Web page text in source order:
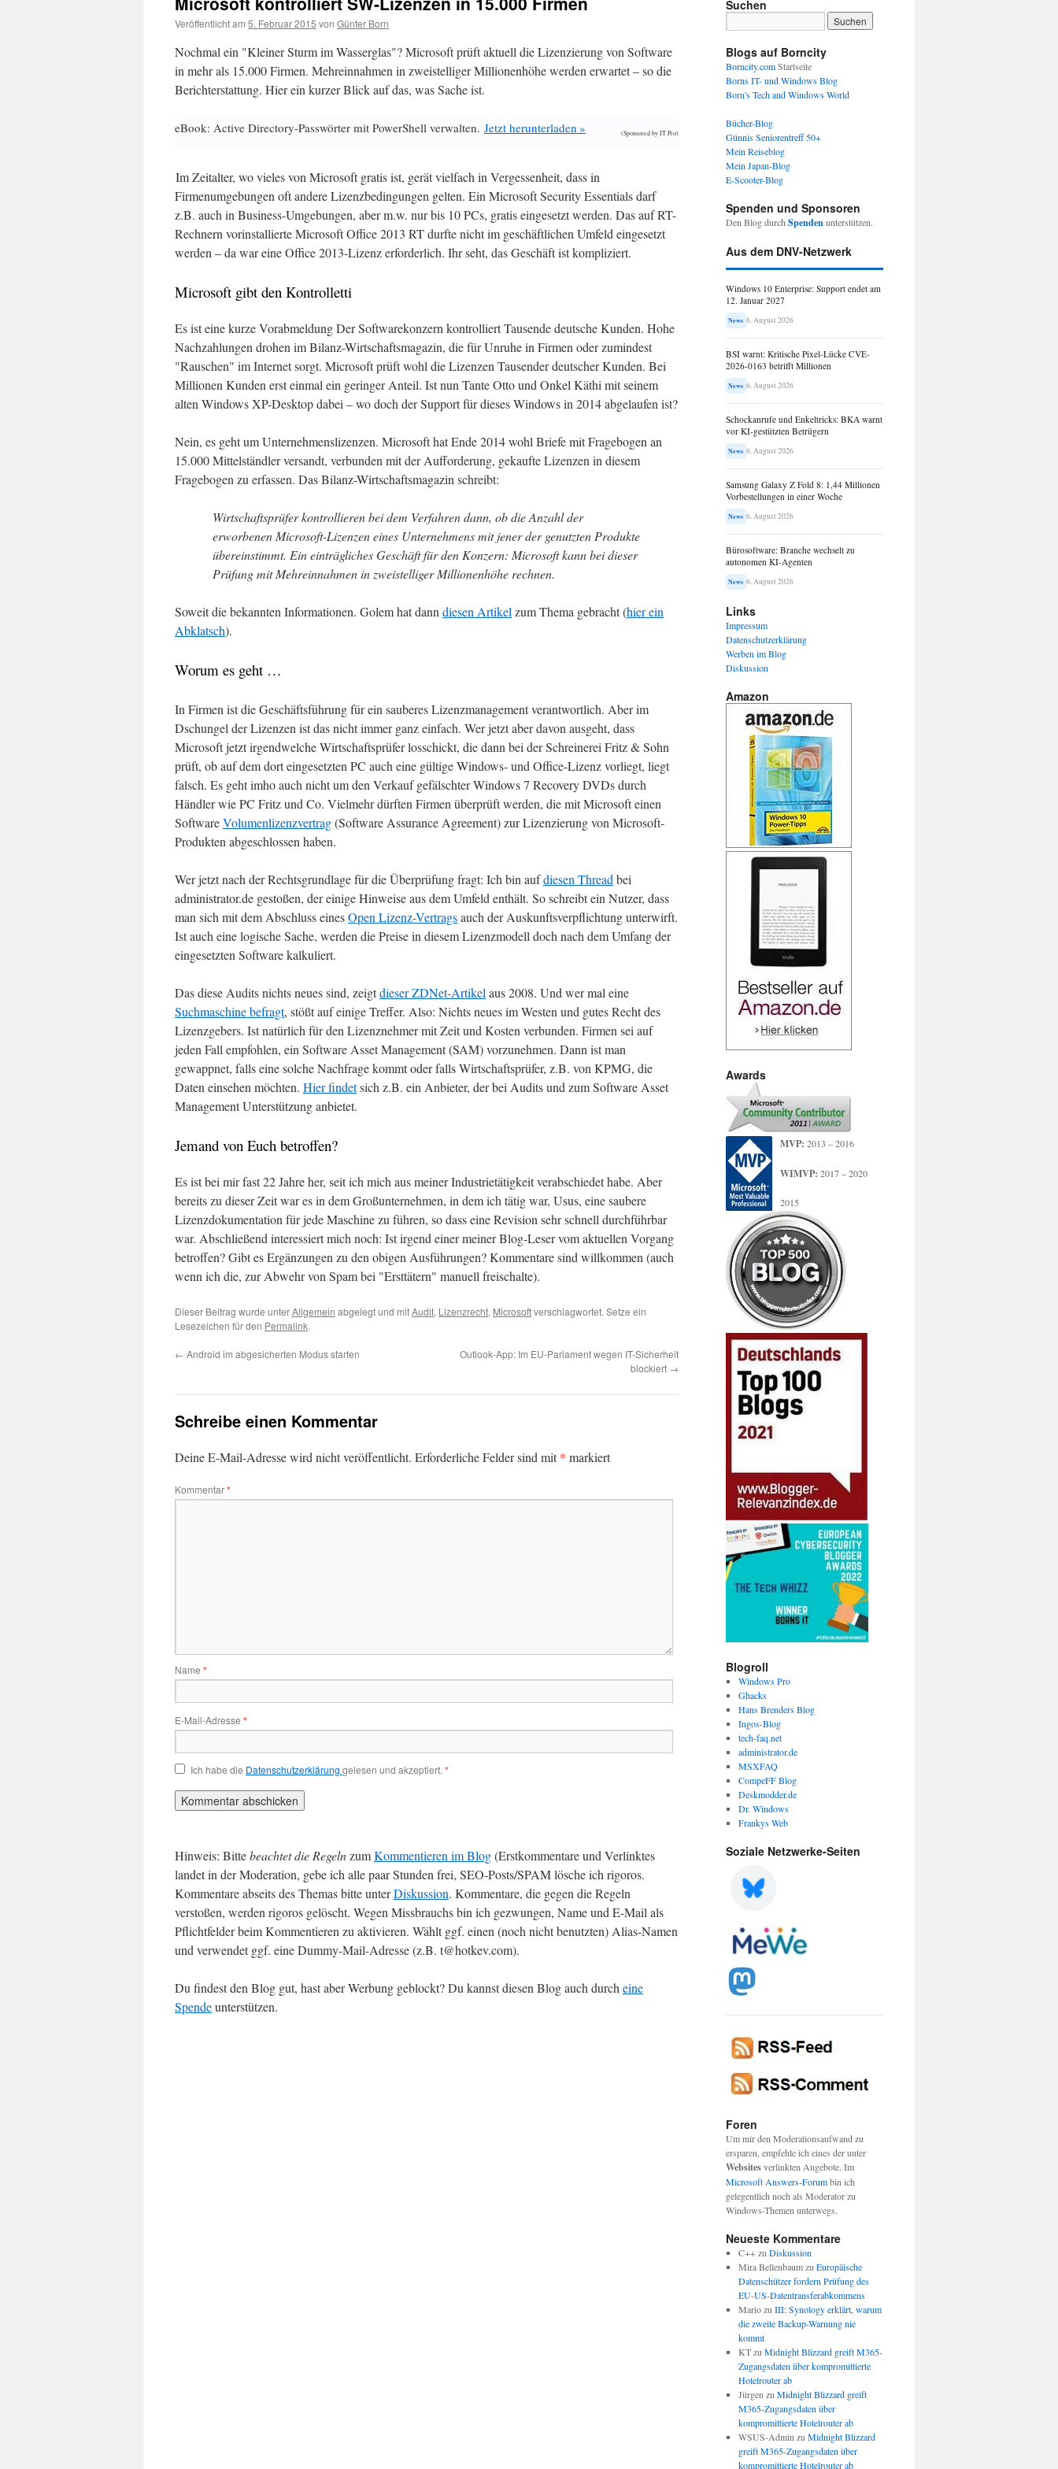
Veröffentlicht am 5. Februar 2015 von Günter Born
Nochmal ein "Kleiner Sturm im Wasserglas"? Microsoft prüft aktuell die Lizenzierung von Software
in mehr als 15.000 Firmen. Mehreinnahmen in zweistelliger Millionenhöhe werden erwartet – so die
Berichterstattung. Hier ein kurzer Blick auf das, was Sache ist.
eBook: Active Directory-Passwörter mit PowerShell verwalten. Jetzt herunterladen » (Sponsored by IT Pro)
Im Zeitalter, wo vieles von Microsoft gratis ist, gerät vielfach in Vergessenheit, dass in
Firmenumgebungen oft andere Lizenzbedingungen gelten. Ein Microsoft Security Essentials darf
z.B. auch in Business-Umgebungen, aber m.w. nur bis 10 PCs, gratis eingesetzt werden. Das auf RT-
Rechnern vorinstallierte Microsoft Office 2013 RT durfte nicht im geschäftlichen Umfeld eingesetzt
werden – da war eine Office 2013-Lizenz erforderlich. Ihr seht, das Geschäft ist kompliziert.
Microsoft gibt den Kontrolletti
Es ist eine kurze Vorabmeldung Der Softwarekonzern kontrolliert Tausende deutsche Kunden. Hohe
Nachzahlungen drohen im Bilanz-Wirtschaftsmagazin, die für Unruhe in Firmen oder zumindest
"Rauschen" im Internet sorgt. Microsoft prüft wohl die Lizenzen Tausender deutscher Kunden. Bei
Millionen Kunden erst einmal ein geringer Anteil. Ist nun Tante Otto und Onkel Käthi mit seinem
alten Windows XP-Desktop dabei – wo doch der Support für dieses Windows in 2014 abgelaufen ist?
Nein, es geht um Unternehmenslizenzen. Microsoft hat Ende 2014 wohl Briefe mit Fragebogen an
15.000 Mittelständler versandt, verbunden mit der Aufforderung, gekaufte Lizenzen in diesem
Fragebogen zu erfassen. Das Bilanz-Wirtschaftsmagazin schreibt:
Wirtschaftsprüfer kontrollieren bei dem Verfahren dann, ob die Anzahl der
erworbenen Microsoft-Lizenzen eines Unternehmens mit jener der genutzten Produkte
übereinstimmt. Ein einträgliches Geschäft für den Konzern: Microsoft kann bei dieser
Prüfung mit Mehreinnahmen in zweistelliger Millionenhöhe rechnen.
Soweit die bekannten Informationen. Golem hat dann diesen Artikel zum Thema gebracht (hier ein
Abklatsch).
Worum es geht …
In Firmen ist die Geschäftsführung für ein sauberes Lizenzmanagement verantwortlich. Aber im
Dschungel der Lizenzen ist das nicht immer ganz einfach. Wer jetzt aber davon ausgeht, dass
Microsoft jetzt irgendwelche Wirtschaftsprüfer losschickt, die dann bei der Schreinerei Fritz & Sohn
prüft, ob auf dem dort eingesetzten PC auch eine gültige Windows- und Office-Lizenz vorliegt, liegt
falsch. Es geht imho auch nicht um den Verkauf gefälschter Windows 7 Recovery DVDs durch
Händler wie PC Fritz und Co. Vielmehr dürften Firmen überprüft werden, die mit Microsoft einen
SoftwareVolumenlizenzvertrag(Software Assurance Agreement) zur Lizenzierung von Microsoft-
Produkten abgeschlossen haben.
Wer jetzt nach der Rechtsgrundlage für die Überprüfung fragt: Ich bin aufdiesen Thread bei
administrator.de gestoßen, der einige Hinweise aus dem Umfeld enthält. So schreibt ein Nutzer, dass
man sich mit dem Abschluss einesOpen Lizenz-Vertragsauch der Auskunftsverpflichtung unterwirft.
Ist auch eine logische Sache, werden die Preise in diesem Lizenzmodell doch nach dem Umfang der
eingesetzten Software kalkuliert.
Das diese Audits nichts neues sind, zeigtdieser ZDNet-Artikel aus 2008. Und wer mal eine
Suchmaschine befragt, stößt auf einige Treffer. Also: Nichts neues im Westen und gutes Recht des
Lizenzgebers. Ist natürlich für den Lizenznehmer mit Zeit und Kosten verbunden. Firmen sei auf
jeden Fall empfohlen, ein Software Asset Management (SAM) vorzunehmen. Dann ist man
gewappnet, falls eine solche Nachfrage kommt oder falls Wirtschaftsprüfer, z.B. von KPMG, die
Daten einsehen möchten. Hier findetsich z.B. ein Anbieter, der bei Audits und zum Software Asset
Management Unterstützung anbietet.
Jemand von Euch betroffen?
Es ist bei mir fast 22 Jahre her, seit ich mich aus meiner Industrietätigkeit verabschiedet habe. Aber
bereits zu dieser Zeit war es in dem Großunternehmen, in dem ich tätig war, Usus, eine saubere
Lizenzdokumentation für jede Maschine zu führen, so dass eine Revision sehr schnell durchführbar
war. Abschließend interessiert mich noch: Ist irgend einer meiner Blog-Leser vom aktuellen Vorgang
betroffen? Gibt es Ergänzungen zu den obigen Ausführungen? Kommentare sind willkommen (auch
wenn ich die, zur Abwehr von Spam bei "Ersttätern" manuell freischalte).
Dieser Beitrag wurde unterAllgemein abgelegt und mitAudit, Lizenzrecht, Microsoftverschlagwortet. Setze ein
Lesezeichen für den Permalink.
← Android im abgesicherten Modus starten
Outlook-App: Im EU-Parlament wegen IT-Sicherheit
blockiert →
Schreibe einen Kommentar
Deine E-Mail-Adresse wird nicht veröffentlicht. Erforderliche Felder sind mit* markiert
Kommentar*
Name *
E-Mail-Adresse *
Ich habe die Datenschutzerklärung gelesen und akzeptiert. *
Hinweis: Bittebeachtet die RegelnzumKommentieren im Blog(Erstkommentare und Verlinktes
landet in der Moderation, gebe ich alle paar Stunden frei, SEO-Posts/SPAM lösche ich rigoros.
Kommentare abseits des Themas bitte unterDiskussion. Kommentare, die gegen die Regeln
verstoßen, werden rigoros gelöscht. Wegen Missbrauchs bin ich gezwungen, Name und E-Mail als
Pflichtfelder beim Kommentieren zu aktivieren. Wählt ggf. einen (noch nicht benutzten) Alias-Namen
und verwendet ggf. eine Dummy-Mail-Adresse (z.B. t@hotkev.com).
Du findest den Blog gut, hast aber Werbung geblockt? Du kannst diesen Blog auch durch eine
Spendeunterstützen.
Suchen
Blogs auf Borncity
Borncity.comStartseite
Borns IT- und Windows Blog
Born's Tech and Windows World
Bücher-Blog
Günnis Seniorentreff 50+
Mein Reiseblog
Mein Japan-Blog
E-Scooter-Blog
Spenden und Sponsoren
Den Blog durch Spendenunterstützen.
Aus dem DNV-Netzwerk
Windows 10 Enterprise: Support endet am
12. Januar 2027
News 6. August 2026
BSI warnt: Kritische Pixel-Lücke CVE-
2026-0163 betrifft Millionen
News 6. August 2026
Schockanrufe und Enkeltricks: BKA warnt
vor KI-gestützten Betrügern
News 6. August 2026
Samsung Galaxy Z Fold 8: 1,44 Millionen
Vorbestellungen in einer Woche
News 6. August 2026
Bürosoftware: Branche wechselt zu
autonomen KI-Agenten
News 6. August 2026
Links
Impressum
Datenschutzerklärung
Werben im Blog
Diskussion
Amazon
Awards
MVP: 2013 – 2016
WIMVP: 2017 – 2020
2015
Blogroll
Windows Pro
Ghacks
Hans Brenders Blog
Ingos-Blog
tech-faq.net
administrator.de
MSXFAQ
CompeFF Blog
Deskmodder.de
Dr. Windows
Frankys Web
Soziale Netzwerke-Seiten
Foren
Um mir den Moderationsaufwand zu
ersparen, empfehle ich eines der unter
Websitesverlinkten Angebote. Im
Microsoft Answers-Forumbin ich
gelegentlich noch als Moderator zu
Windows-Themen unterwegs.
Neueste Kommentare
C++zu Diskussion
Mira Bellenbaumzu Europäische
Datenschützer fordern Prüfung des
EU-US-Datentransferabkommens
Mariozu III: Synology erklärt, warum
die zweite Backup-Warnung nie
kommt
KTzu Midnight Blizzard greift M365-
Zugangsdaten über kompromittierte
Hotelrouter ab
Jürgen zu Midnight Blizzard greift
M365-Zugangsdaten über
kompromittierte Hotelrouter ab
WSUS-Admin zu Midnight Blizzard
greift M365-Zugangsdaten über
kompromittierte Hotelrouter ab